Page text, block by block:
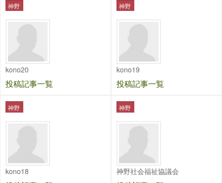
神野
kono20
投稿記事一覧
神野
kono19
投稿記事一覧
神野
kono18
神野
神野社会福祉協議会